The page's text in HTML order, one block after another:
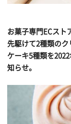
お菓子専門ECスト
先駆けて2種類の
ケーキ5種類を
知らせ。